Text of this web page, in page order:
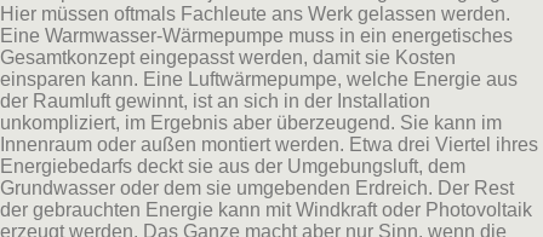
Hier müssen oftmals Fachleute ans Werk gelassen werden.
Eine Warmwasser-Wärmepumpe muss in ein energetisches
Gesamtkonzept eingepasst werden, damit sie Kosten
einsparen kann. Eine Luftwärmepumpe, welche Energie aus
der Raumluft gewinnt, ist an sich in der Installation
unkompliziert, im Ergebnis aber überzeugend. Sie kann im
Innenraum oder außen montiert werden. Etwa drei Viertel ihres
Energiebedarfs deckt sie aus der Umgebungsluft, dem
Grundwasser oder dem sie umgebenden Erdreich. Der Rest
der gebrauchten Energie kann mit Windkraft oder Photovoltaik
erzeugt werden. Das Ganze macht aber nur Sinn, wenn die